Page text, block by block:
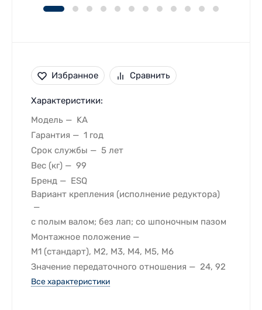
Избранное Сравнить
Характеристики:
Модель
KA
Гарантия
1 год
Срок службы
5 лет
Вес (кг)
99
Бренд
ESQ
Вариант крепления (исполнение редуктора)
с полым валом; без лап; со шпоночным пазом
Монтажное положение
M1 (стандарт), M2, M3, M4, M5, M6
Значение передаточного отношения
24, 92
Все характеристики